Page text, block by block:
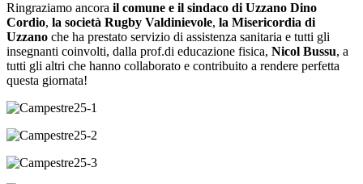
Ringraziamo ancora il comune e il sindaco di Uzzano Dino
Cordio, la società Rugby Valdinievole, la Misericordia di
Uzzano che ha prestato servizio di assistenza sanitaria e tutti gli
insegnanti coinvolti, dalla prof.di educazione fisica, Nicol Bussu, a
tutti gli altri che hanno collaborato e contribuito a rendere perfetta
questa giornata!